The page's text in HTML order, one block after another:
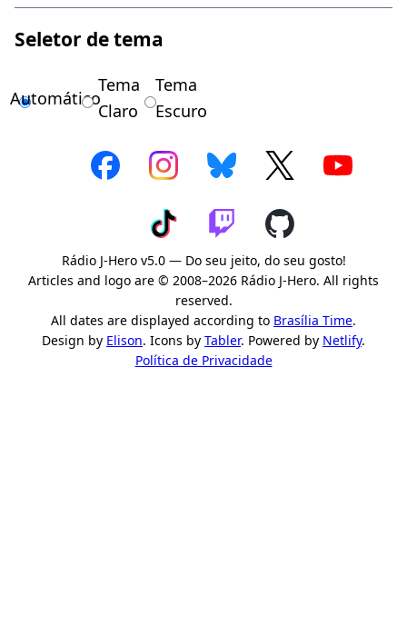
Seletor de tema
Automático
Tema
Claro
Tema
Escuro
Rádio J-Hero v5.0 — Do seu jeito, do seu gosto!
Articles and logo are © 2008–2026 Rádio J-Hero. All rights
reserved.
All dates are displayed according to Brasília Time.
Design by Elison. Icons by Tabler. Powered by Netlify.
Política de Privacidade